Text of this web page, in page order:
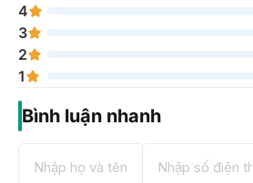
4
3
2
1
Bình luận nhanh